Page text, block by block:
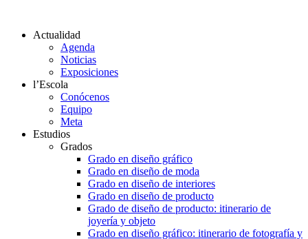
Actualidad
Agenda
Noticias
Exposiciones
l’Escola
Conócenos
Equipo
Meta
Estudios
Grados
Grado en diseño gráfico
Grado en diseño de moda
Grado en diseño de interiores
Grado en diseño de producto
Grado de diseño de producto: itinerario de
joyería y objeto
Grado en diseño gráfico: itinerario de fotografía y